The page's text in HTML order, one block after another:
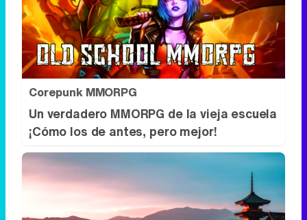
Corepunk MMORPG
Un verdadero MMORPG de la vieja escuela
¡Cómo los de antes, pero mejor!